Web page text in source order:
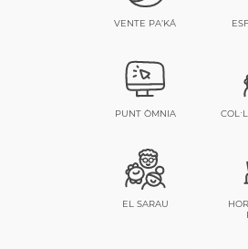
VENTE PA’KÁ
PUNT ÒMNIA
EL SARAU